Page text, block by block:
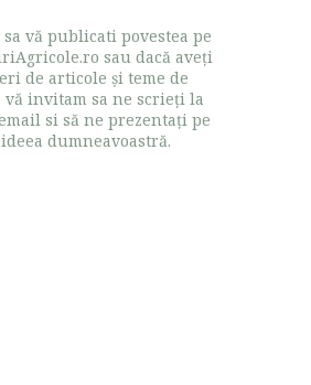
vă publicati povestea pe
sau dacă aveţi
de articole şi teme de
vă invitam sa ne scrieţi la
si să ne prezentaţi pe
dumneavoastră.